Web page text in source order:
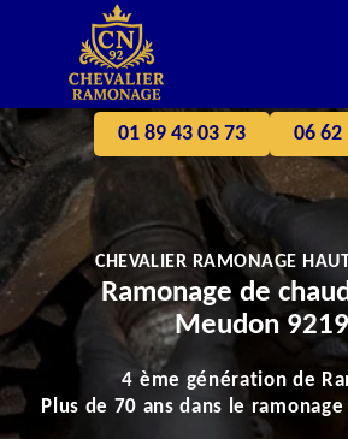
01 89 43 03 73 06 62
CHEVALIER RAMONAGE
Ramonage de
Meudon
4 ème génération de
Plus de 70 ans dans le